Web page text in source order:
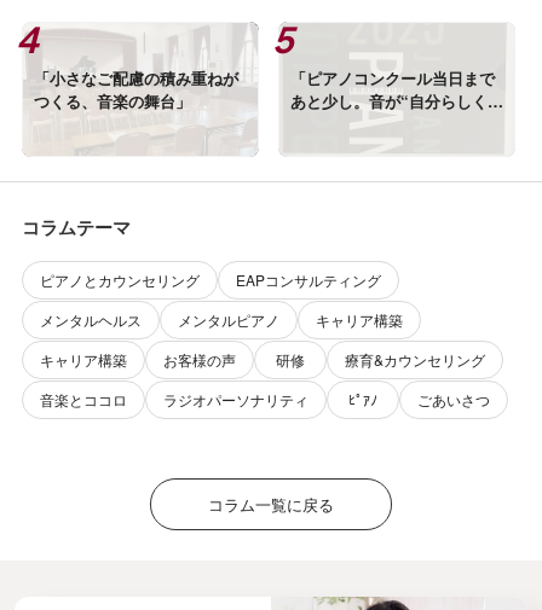
「小さなご配慮の積み重ねが
つくる、音楽の舞台」
「ピアノコンクール当日まで
あと少し。音が“自分らしくな
る”仕上げ方」
コラムテーマ
ピアノとカウンセリング
EAPコンサルティング
メンタルヘルス
メンタルピアノ
キャリア構築
キャリア構築
お客様の声 研修
療育&カウンセリング
音楽とココロ
ラジオパーソナリティ ﾋﾟｱﾉ ごあいさつ
コラム一覧に戻る